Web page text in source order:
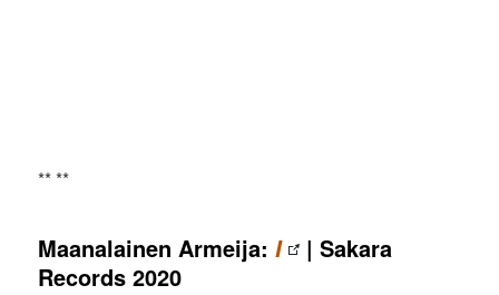
** **
Maanalainen Armeija:I
| Sakara
Records 2020